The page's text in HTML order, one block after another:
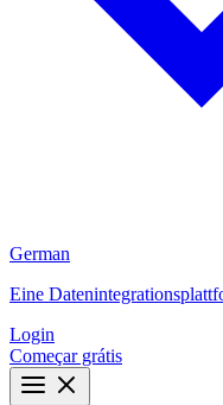
German
Eine
Login
Começar grátis